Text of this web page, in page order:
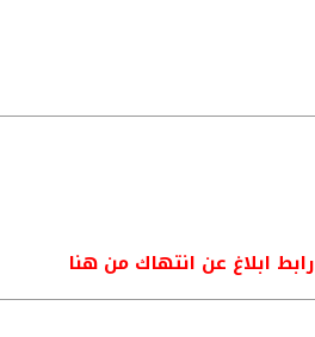
رابط ابلاغ عن انتهاك من هنا